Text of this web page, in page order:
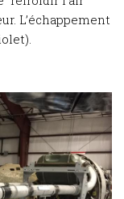
L’échappement